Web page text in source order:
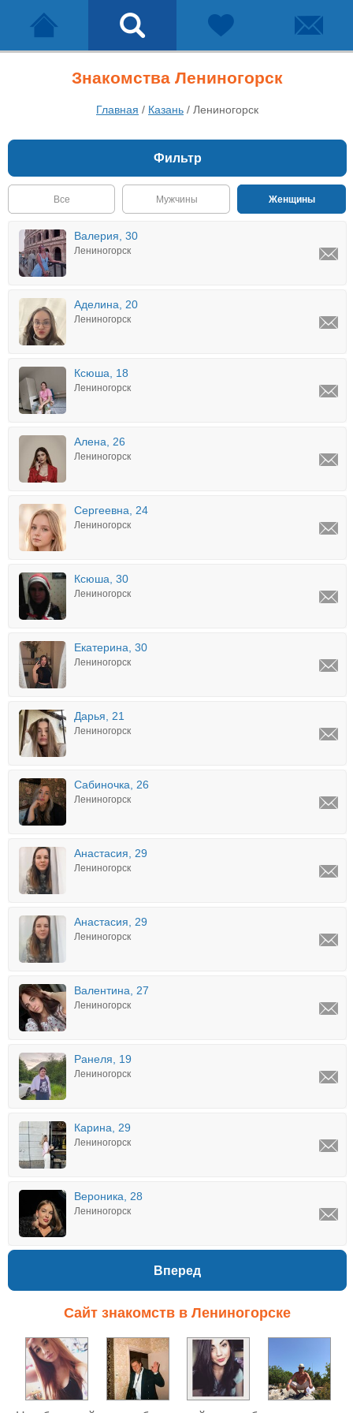
Знакомства Лениногорск
Главная / Казань / Лениногорск
Фильтр
Все Мужчины Женщины
Валерия, 30
Лениногорск
Аделина, 20
Лениногорск
Ксюша, 18
Лениногорск
Алена, 26
Лениногорск
Сергеевна, 24
Лениногорск
Ксюша, 30
Лениногорск
Екатерина, 30
Лениногорск
Дарья, 21
Лениногорск
Сабиночка, 26
Лениногорск
Анастасия, 29
Лениногорск
Анастасия, 29
Лениногорск
Валентина, 27
Лениногорск
Ранеля, 19
Лениногорск
Карина, 29
Лениногорск
Вероника, 28
Лениногорск
Вперед
Сайт знакомств в Лениногорске